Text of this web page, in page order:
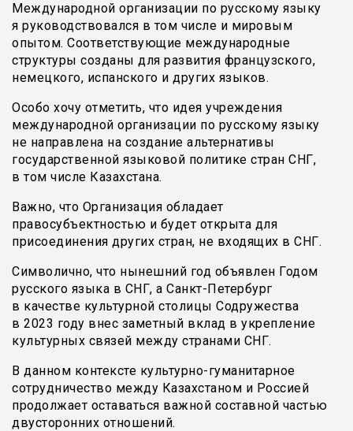
Международной организации по русскому языку
я руководствовался в том числе и мировым
опытом. Соответствующие международные
структуры созданы для развития французского,
немецкого, испанского и других языков.
Особо хочу отметить, что идея учреждения
международной организации по русскому языку
не направлена на создание альтернативы
государственной языковой политике стран СНГ,
в том числе Казахстана.
Важно, что Организация обладает
правосубъектностью и будет открыта для
присоединения других стран, не входящих в СНГ.
Символично, что нынешний год объявлен Годом
русского языка в СНГ, а Санкт-Петербург
в качестве культурной столицы Содружества
в 2023 году внес заметный вклад в укрепление
культурных связей между странами СНГ.
В данном контексте культурно-гуманитарное
сотрудничество между Казахстаном и Россией
продолжает оставаться важной составной частью
двусторонних отношений.